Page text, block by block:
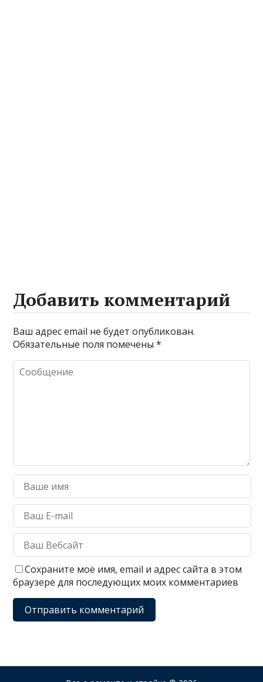
Добавить комментарий
Ваш адрес email не будет опубликован.
Обязательные поля помечены*
Сохраните моё имя, email и адрес сайта в этом
браузере для последующих моих комментариев